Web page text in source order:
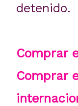
detenido.
Comprar
Comprar